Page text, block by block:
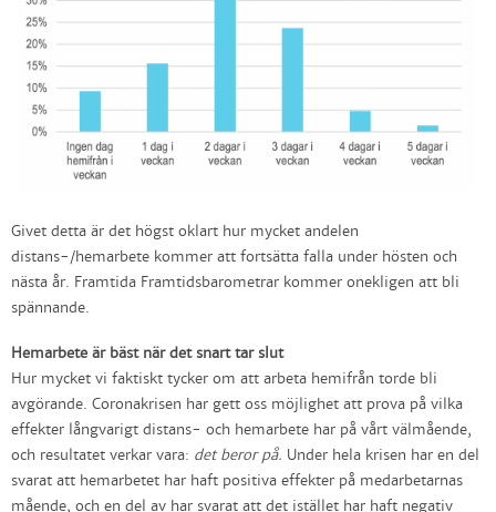
Givet detta är det högst oklart hur mycket andelen
distans-/hemarbete kommer att fortsätta falla under hösten och
nästa år. Framtida Framtidsbarometrar kommer onekligen att bli
spännande.
Hemarbete är bäst när det snart tar slut
Hur mycket vi faktiskt tycker om att arbeta hemifrån torde bli
avgörande. Coronakrisen har gett oss möjlighet att prova på vilka
effekter långvarigt distans- och hemarbete har på vårt välmående,
och resultatet verkar vara: det beror på. Under hela krisen har en del
svarat att hemarbetet har haft positiva effekter på medarbetarnas
mående, och en del av har svarat att det istället har haft negativ